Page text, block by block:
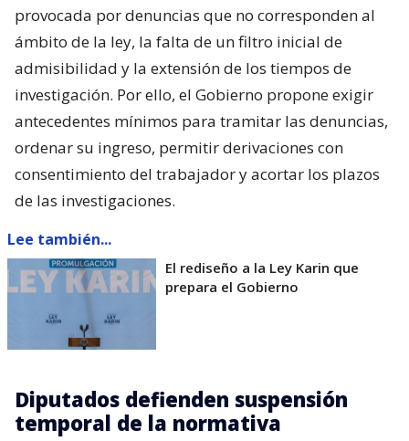
provocada por denuncias que no corresponden al
ámbito de la ley, la falta de un filtro inicial de
admisibilidad y la extensión de los tiempos de
investigación. Por ello, el Gobierno propone exigir
antecedentes mínimos para tramitar las denuncias,
ordenar su ingreso, permitir derivaciones con
consentimiento del trabajador y acortar los plazos
de las investigaciones.
Lee también...
El rediseño a la Ley Karin que
prepara el Gobierno
Diputados defienden suspensión
temporal de la normativa